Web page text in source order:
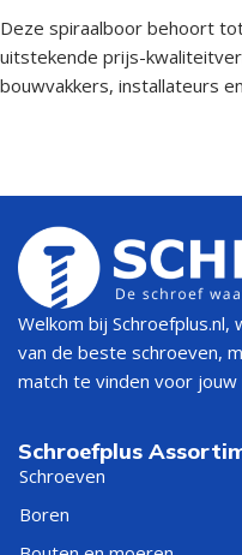
Deze spiraalboor behoort
uitstekende prijs-
bouwvakkers, installateurs
Welkom bij
van de beste schroeven,
match te vinden voor
Schroefplus
Schroeven
Boren